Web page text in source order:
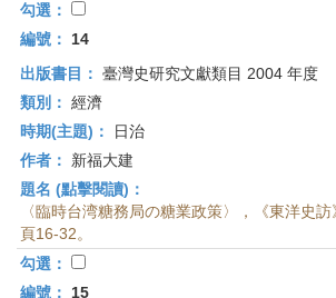
勾選：
編號：
14
出版書目： 臺灣史研究文獻類目 2004 年度
類別： 經濟
時期(主題)：
日治
作者：
新福大建
題名 (點擊閱讀)：
〈臨時台湾糖務局の糖業政策〉，《東洋史
頁16-32。
勾選：
編號：
15